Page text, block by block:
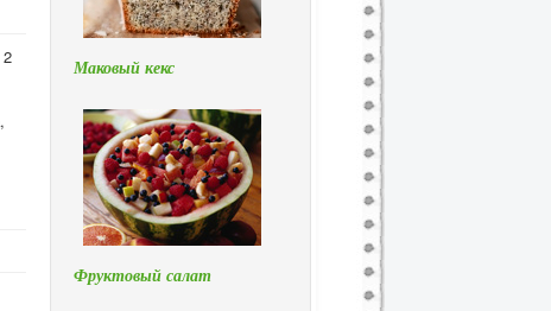
Маковый кекс
Фруктовый салат